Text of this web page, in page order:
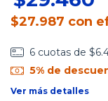
$27.987 con
6 cuotas de
5% de
Ver más detalles